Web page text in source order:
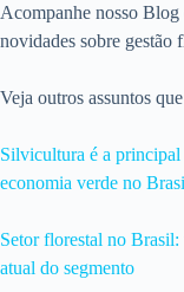
Acompanhe nosso
novidades sobre gestão
Veja outros assuntos
Silvicultura é a principal
economia verde no
Setor florestal no
atual do segmento